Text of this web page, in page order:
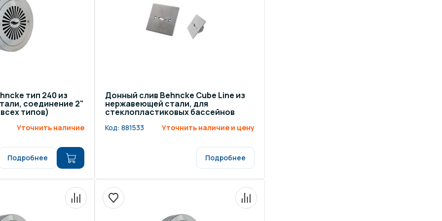
тип 240 из
соединение 2"
типов)
Уточнить наличие
Подробнее
Донный слив Behncke Cube Line из
нержавеющей стали, для
стеклопластиковых бассейнов
Код: 881533 Уточнить наличие и цену
Подробнее